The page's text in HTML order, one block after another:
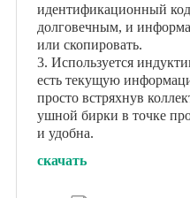
идентификационный
долговечным, и
или скопировать.
3. Используется
есть текущую
просто встряхнув
ушной бирки в точке
и удобна.
скачать